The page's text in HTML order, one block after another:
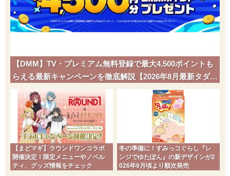
【DMM】TV・プレミアム無料登録で最大4,500ポイントも
らえる最新キャンペーンを徹底解説【2026年8月最新タダポ
チ】
【まどマギ】ラウンドワンコラボ
開催決定！限定メニューやノベル
ティ、グッズ情報をチェック
冬の準備に！すみっコぐらし『レ
ンジでゆたぽん』の新デザインが2
026年9月頃より順次発売